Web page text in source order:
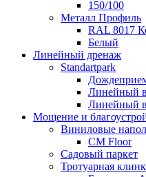
150/100
Металл Профиль
RAL 8017
Белый
Линейный дренаж
Standartpark
Линейный
Линейный
Мощение и
Виниловые
CM Floor
Садовый паркет
Тротуарная